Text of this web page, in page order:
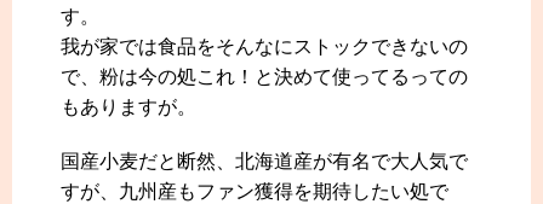
す。
我が家では食品をそんなにストックできないの
で、粉は今の処これ！と決めて使ってるっての
もありますが。
国産小麦だと断然、北海道産が有名で大人気で
すが、九州産もファン獲得を期待したい処で